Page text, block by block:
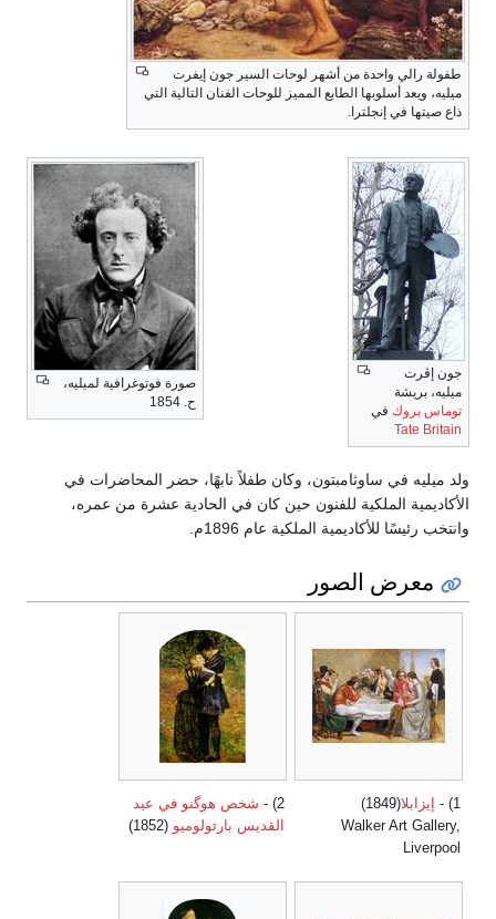
طفولة رالي واحدة من أشهر لوحات السير جون إيفرت
ميليه، ويعد أسلوبها الطابع المميز للوحات الفنان التالية التي
ذاع صيتها في إنجلترا.
جون إڤرت
ميليه، بريشة
توماس بروك في
Tate Britain
صورة فوتوغرافية لميليه،
ح. 1854
ولد ميليه في ساوثامبتون، وكان طفلاً نابهًا، حضر المحاضرات في
الأكاديمية الملكية للفنون حين كان في الحادية عشرة من عمره،
وانتخب رئيسًا للأكاديمية الملكية عام 1896م.
معرض الصور
1) - إيزابلا(1849)
Walker Art Gallery,
Liverpool
2) -
شخص هوگنو في عيد
القديس بارتولوميو (1852)